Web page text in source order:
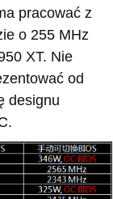
pracować z
o 255 MHz
XT. Nie
od
designu